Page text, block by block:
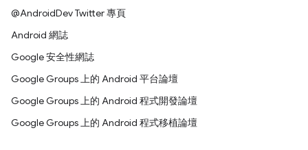
@AndroidDev Twitter 專頁
Android 網誌
Google 安全性網誌
Google Groups 上的 Android 平台論壇
Google Groups 上的 Android 程式開發論壇
Google Groups 上的 Android 程式移植論壇